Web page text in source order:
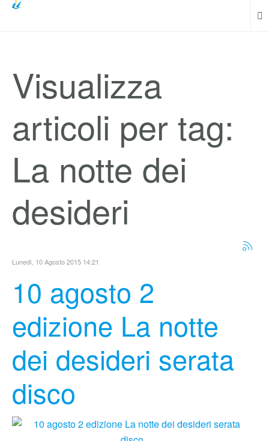
Visualizza
articoli per tag:
La notte dei
desideri
Lunedì, 10 Agosto 2015 14:21
10 agosto 2
edizione La notte
dei desideri serata
disco